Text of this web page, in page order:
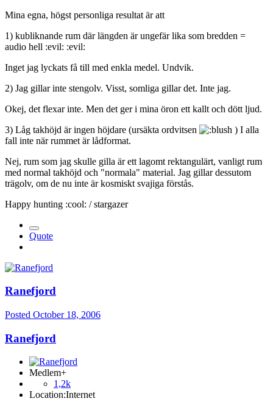
Mina egna, högst personliga resultat är att
1) kubliknande rum där längden är ungefär lika som bredden =
audio hell :evil: :evil:
Inget jag lyckats få till med enkla medel. Undvik.
2) Jag gillar inte stengolv. Visst, somliga gillar det. Inte jag.
Okej, det flexar inte. Men det ger i mina öron ett kallt och dött ljud.
3) Låg takhöjd är ingen höjdare (ursäkta ordvitsen
) I alla
fall inte när rummet är lådformat.
Nej, rum som jag skulle gilla är ett lagomt rektangulärt, vanligt rum
med normal takhöjd och "normala" material. Jag gillar dessutom
trägolv, om de nu inte är kosmiskt svajiga förstås.
Happy hunting :cool: / stargazer
Quote
Ranefjord
Posted October 18, 2006
Ranefjord
Medlem+
1,2k
Location:Internet